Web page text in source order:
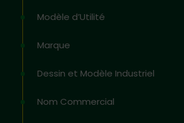
Modèle d’Utilité
Marque
Dessin et Modèle Industriel
Nom Commercial